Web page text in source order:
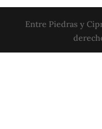
Entre Piedras y